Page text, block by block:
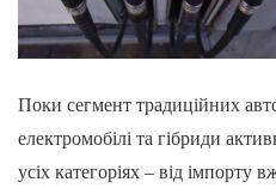
Поки сегмент традиційних
електромобілі та гібриди
усіх категоріях – від